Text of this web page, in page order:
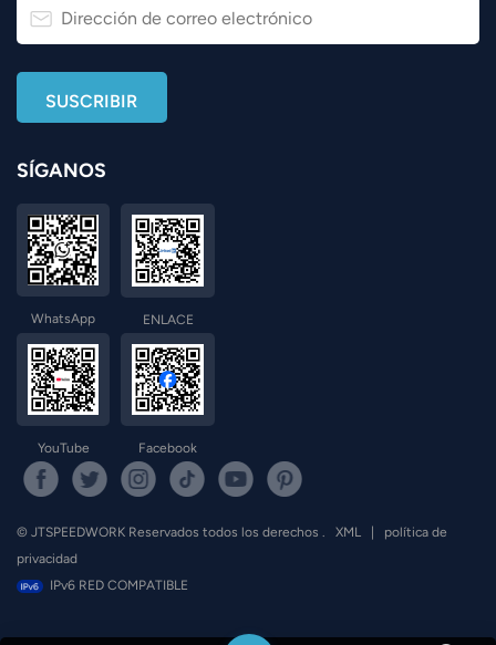
SÍGANOS
WhatsApp ENLACE
YouTube Facebook
© JTSPEEDWORK Reservados todos los derechos . XML
política de
privacidad
IPv6 RED COMPATIBLE